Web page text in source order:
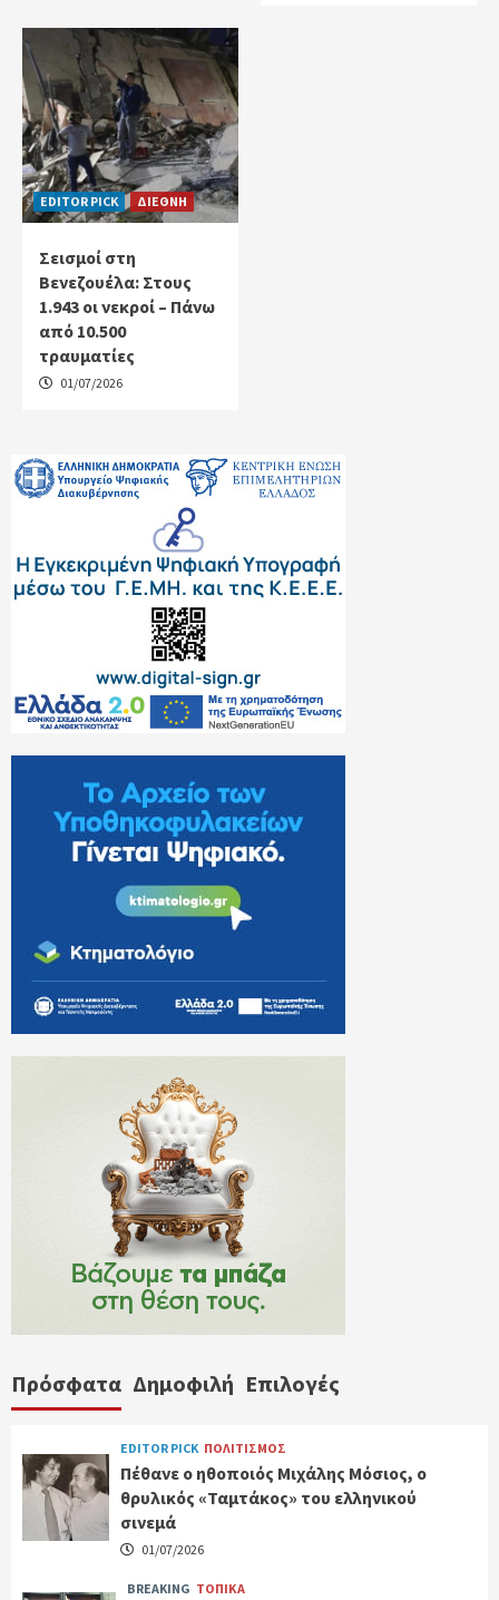
EDITOR PICK ΔΙΕΘΝΗ
Σεισμοί στη
Βενεζουέλα: Στους
1.943 οι νεκροί – Πάνω
από 10.500
τραυματίες
01/07/2026
Πρόσφατα Δημοφιλή Επιλογές
EDITOR PICK ΠΟΛΙΤΙΣΜΟΣ
Πέθανε ο ηθοποιός Μιχάλης Μόσιος, ο
θρυλικός «Ταμτάκος» του ελληνικού
σινεμά
01/07/2026
BREAKING ΤΟΠΙΚΑ